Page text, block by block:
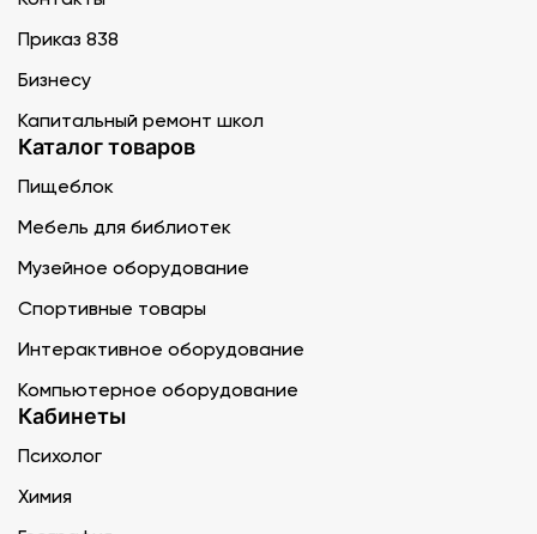
Приказ 838
Бизнесу
Капитальный ремонт школ
Каталог товаров
Пищеблок
Мебель для библиотек
Музейное оборудование
Спортивные товары
Интерактивное оборудование
Компьютерное оборудование
Кабинеты
Психолог
Химия